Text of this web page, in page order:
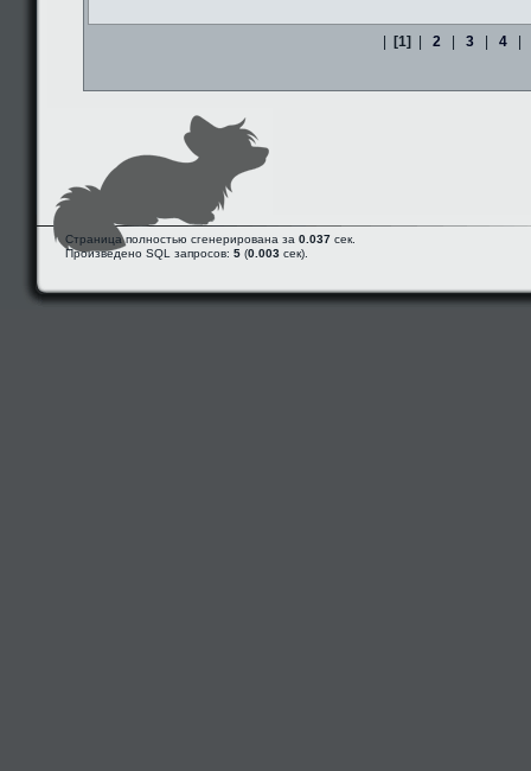
[1] 2 3 4
Страница полностью сгенерирована за 0.037 сек.
Произведено SQL запросов: 5 (0.003 сек).